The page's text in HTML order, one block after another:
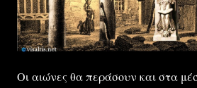
Οι αιώνες θα περάσουν και στα